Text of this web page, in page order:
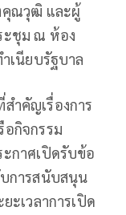
คุณวุฒิ และผู้
ะชุม ณ ห้อง
เนียบรัฐบาล
ำคัญเรื่องการ
กิจกรรม
กาศเปิดรับข้อ
บการสนับสนุน
ะเวลาการเปิด